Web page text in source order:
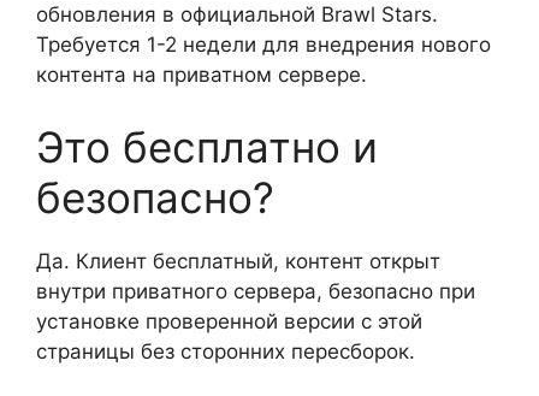
обновления в официальной Brawl Stars.
Требуется 1-2 недели для внедрения нового
контента на приватном сервере.
Это бесплатно и
безопасно?
Да. Клиент бесплатный, контент открыт
внутри приватного сервера, безопасно при
установке проверенной версии с этой
страницы без сторонних пересборок.